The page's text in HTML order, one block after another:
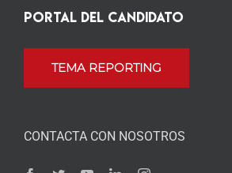
Portal del candidato
TEMA REPORTING
CONTACTA CON NOSOTROS